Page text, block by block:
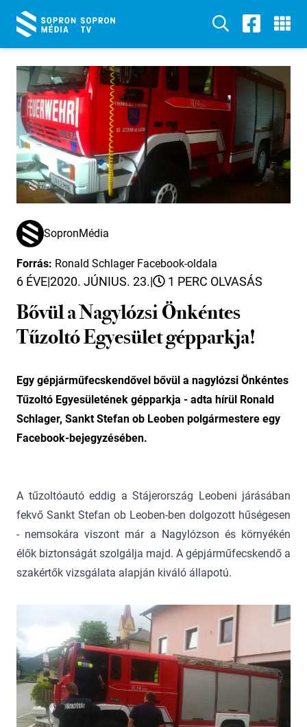
SopronMédia
Forrás: Ronald Schlager Facebook-oldala
6 ÉVE|2020. JÚNIUS. 23.| 1 PERC OLVASÁS
Bővül a Nagylózsi Önkéntes
Tűzoltó Egyesület gépparkja!
Egy gépjárműfecskendővel bővül a nagylózsi Önkéntes
Tűzoltó Egyesületének gépparkja - adta hírül Ronald
Schlager, Sankt Stefan ob Leoben polgármestere egy
Facebook-bejegyzésében.
A tűzoltóautó eddig a Stájerország Leobeni járásában
fekvő Sankt Stefan ob Leoben-ben dolgozott hűségesen
- nemsokára viszont már a Nagylózson és környékén
élők biztonságát szolgálja majd. A gépjárműfecskendő a
szakértők vizsgálata alapján kiváló állapotú.